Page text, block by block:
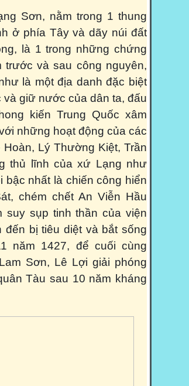
Sơn, nằm trong 1 thung
ở phía Tây và dãy núi đất
là 1 trong những chứng
và sau công nguyên,
là một địa danh đặc biệt
giữ nước của dân ta, đấu
kiến Trung Quốc xâm
những hoạt động của các
Lý Thường Kiệt, Trần
thủ lĩnh của xứ Lạng như
bậc nhất là chiến công hiển
chém chết An Viễn Hầu
suy sụp tinh thần của viện
bị tiêu diệt và bắt sống
năm 1427, để cuối cùng
Sơn, Lê Lợi giải phóng
Tàu sau 10 năm kháng